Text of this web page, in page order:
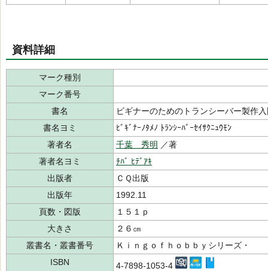
資料詳細
マーク種別
マーク番号
書名
ビギナーのためのトランシーバー製作
書名ヨミ
ﾋﾞｷﾞﾅｰﾉﾀﾒﾉ ﾄﾗﾝｼｰﾊﾞｰｾｲｻｸﾆｭｳﾓﾝ
著者名
千葉 秀明 ／著
著者名ヨミ
ﾁﾊﾞ ﾋﾃﾞｱｷ
出版者
ＣＱ出版
出版年
1992.11
頁数・図版
１５１ｐ
大きさ
２６㎝
叢書名・叢書番号
Ｋｉｎｇｏｆｈｏｂｂｙシリーズ・
ISBN
4-7898-1053-4